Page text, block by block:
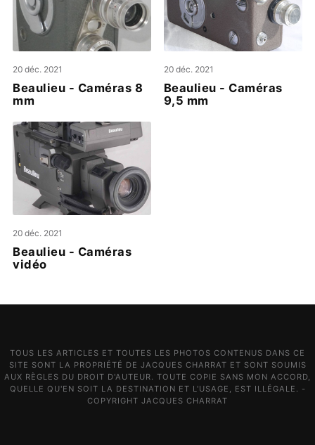
20 déc. 2021
Beaulieu - Caméras 8
mm
20 déc. 2021
Beaulieu - Caméras
9,5 mm
20 déc. 2021
Beaulieu - Caméras
vidéo
TOUS LES ARTICLES ET TOUTES LES PHOTOS CONTENUS DANS CE
SITE SONT LA PROPRIÉTÉ DE JACQUES CHARRAT ET SONT SOUMIS
AUX RÈGLES DU DROIT D'AUTEUR. TOUTE COPIE SANS MON ACCORD,
QUELLE QU'EN SOIT LA DESTINATION ET L'USAGE, EST ILLÉGALE. -
COPYRIGHT JACQUES CHARRAT